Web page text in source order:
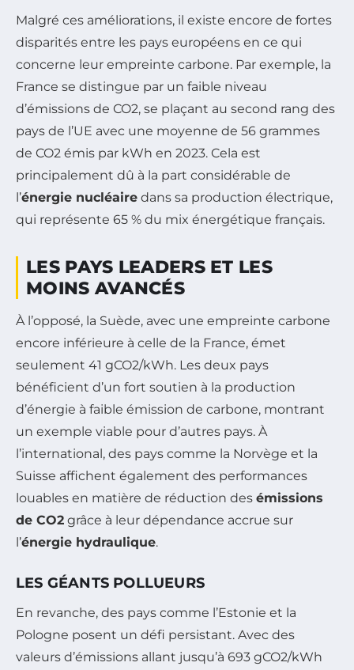
Malgré ces améliorations, il existe encore de fortes
disparités entre les pays européens en ce qui
concerne leur empreinte carbone. Par exemple, la
France se distingue par un faible niveau
d’émissions de CO2, se plaçant au second rang des
pays de l’UE avec une moyenne de 56 grammes
de CO2 émis par kWh en 2023. Cela est
principalement dû à la part considérable de
l’énergie nucléaire dans sa production électrique,
qui représente 65 % du mix énergétique français.
LES PAYS LEADERS ET LES
MOINS AVANCÉS
À l’opposé, la Suède, avec une empreinte carbone
encore inférieure à celle de la France, émet
seulement 41 gCO2/kWh. Les deux pays
bénéficient d’un fort soutien à la production
d’énergie à faible émission de carbone, montrant
un exemple viable pour d’autres pays. À
l’international, des pays comme la Norvège et la
Suisse affichent également des performances
louables en matière de réduction des émissions
de CO2 grâce à leur dépendance accrue sur
l’énergie hydraulique.
LES GÉANTS POLLUEURS
En revanche, des pays comme l’Estonie et la
Pologne posent un défi persistant. Avec des
valeurs d’émissions allant jusqu’à 693 gCO2/kWh